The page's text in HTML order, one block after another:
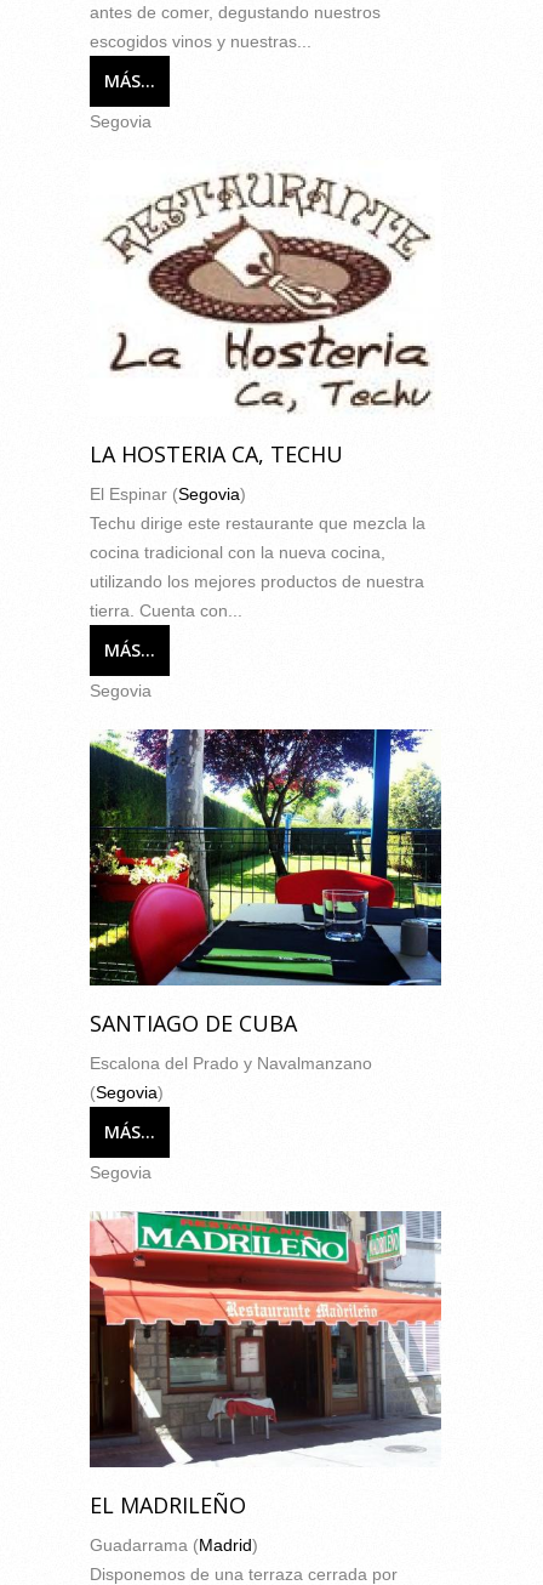
antes de comer, degustando nuestros
escogidos vinos y nuestras...
MÁS...
Segovia
LA HOSTERIA CA, TECHU
El Espinar (Segovia)
Techu dirige este restaurante que mezcla la
cocina tradicional con la nueva cocina,
utilizando los mejores productos de nuestra
tierra. Cuenta con...
MÁS...
Segovia
SANTIAGO DE CUBA
Escalona del Prado y Navalmanzano
(Segovia)
MÁS...
Segovia
EL MADRILEÑO
Guadarrama (Madrid)
Disponemos de una terraza cerrada por